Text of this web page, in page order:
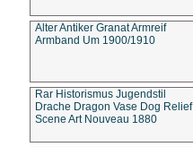
Alter Antiker Granat Armreif
Armband Um 1900/1910
Rar Historismus Jugendstil
Drache Dragon Vase Dog Relief
Scene Art Nouveau 1880